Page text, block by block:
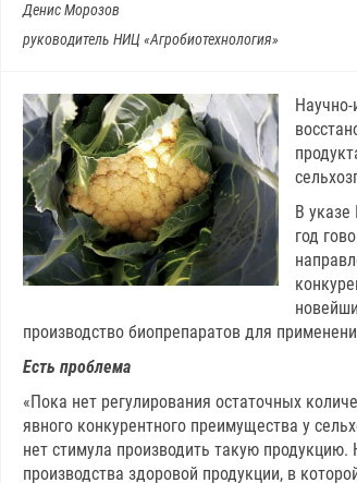
Денис Морозов
руководитель НИЦ «Агробиотехнология»
Научно-
В
год
производство биопрепаратов для
Есть проблема
«Пока нет регулирования остаточных
явного конкурентного преимущества у
нет стимула производить такую
производства здоровой продукции, в